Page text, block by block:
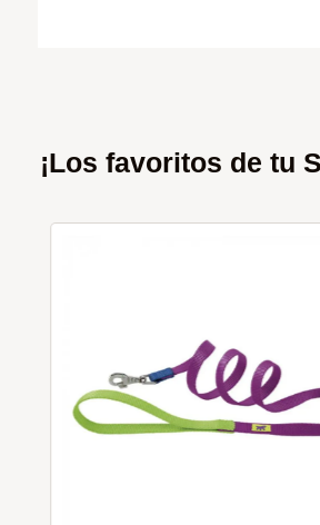
¡Los favoritos de tu